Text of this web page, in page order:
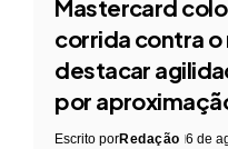
Mastercard
corrida contra
destacar
por
Escrito porRedação 6 de